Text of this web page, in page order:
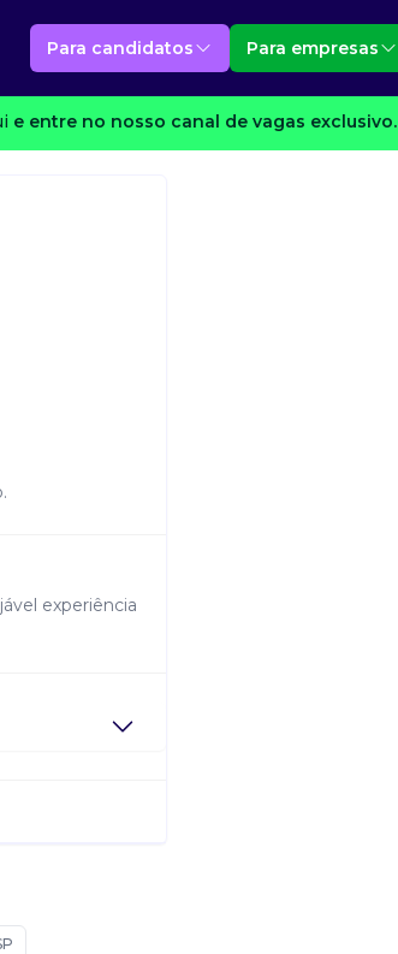
Para candidatos Para empresas
e entre no nosso canal de vagas exclusivo.
experiência